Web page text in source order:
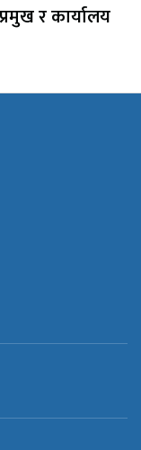
र कार्यालय